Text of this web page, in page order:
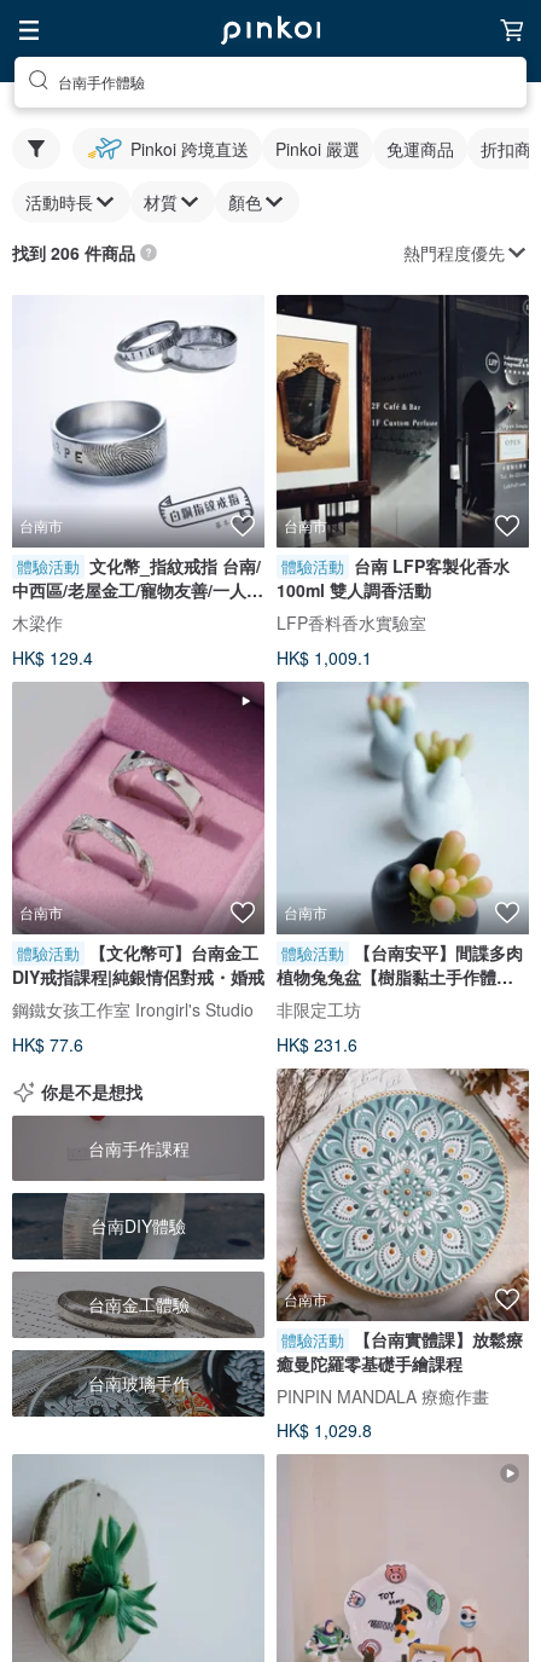
台南手作體驗
Pinkoi 跨境直送 Pinkoi 嚴選 免運商品 折扣商
活動時長 材質 顏色
找到 206 件商品 熱門程度優先
台南市
體驗活動 文化幣_指紋戒指 台南/
中西區/老屋金工/寵物友善/一人成
班
木梁作
HK$ 129.4
台南市
體驗活動 台南 LFP客製化香水
100ml 雙人調香活動
LFP香料香水實驗室
HK$ 1,009.1
台南市
體驗活動
【文化幣可】台南金工
DIY戒指課程|純銀情侶對戒・婚戒
鋼鐵女孩工作室 Irongirl's Studio
HK$ 77.6
台南市
體驗活動
【台南安平】間諜多肉
植物兔兔盆【樹脂黏土手作體
驗】
非限定工坊
HK$ 231.6
你是不是想找
台南手作課程
台南DIY體驗
台南金工體驗
台南玻璃手作
台南市
體驗活動
【台南實體課】放鬆療
癒曼陀羅零基礎手繪課程
PINPIN MANDALA 療癒作畫
HK$ 1,029.8